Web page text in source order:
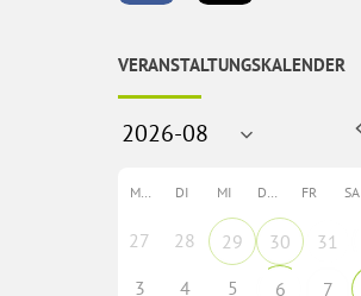
VERANSTALTUNGSKALENDER
DI MI FR SA
27 28 29 30 31
3
4 5 6 7